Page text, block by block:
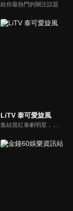
給你最熱門的關注話題
LiTV 泰可愛旋風
集結當紅泰劇明星，獨家揭露他們的幕後小秘密